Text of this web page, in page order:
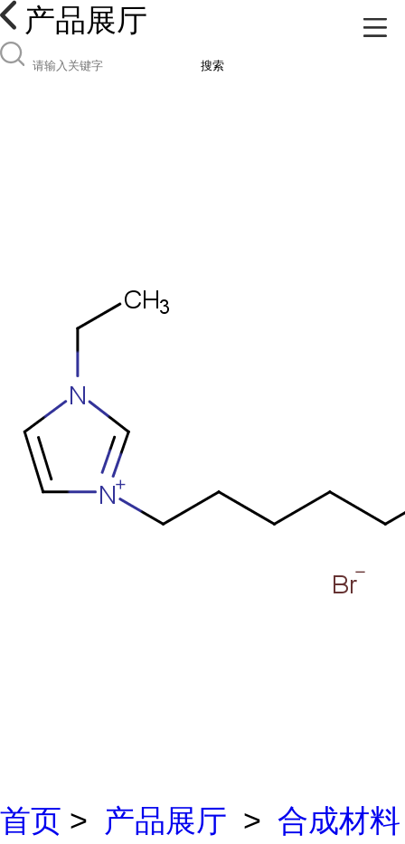
产品展厅
搜索
首页 > 产品展厅 > 合成材料